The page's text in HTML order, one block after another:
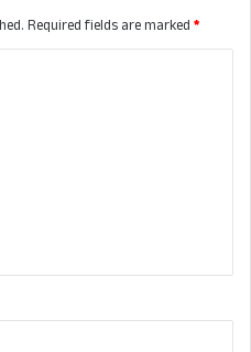
Required fields are marked *